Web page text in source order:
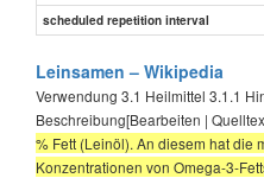
scheduled repetition interval
Leinsamen – Wikipedia
Verwendung 3.1 Heilmittel 3.1.1
Beschreibung[Bearbeiten |
% Fett (Leinöl). An diesem hat die
Konzentrationen von Omega-3-